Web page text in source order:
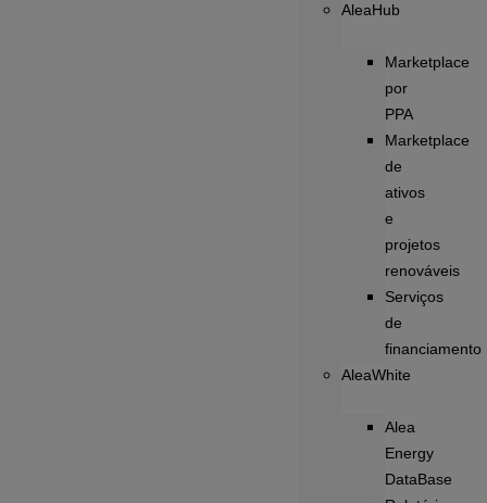
AleaHub
Marketplace
por
PPA
Marketplace
de
ativos
e
projetos
renováveis
Serviços
de
financiamento
AleaWhite
Alea
Energy
DataBase